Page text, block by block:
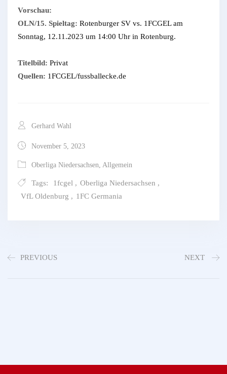
Vorschau:
OLN/15. Spieltag: Rotenburger SV vs. 1FCGEL am
Sonntag, 12.11.2023 um 14:00 Uhr in Rotenburg.
Titelbild: Privat
Quellen: 1FCGEL/fussballecke.de
Gerhard Wahl
November 5, 2023
Oberliga Niedersachsen Allgemein
Tags: 1fcgel , Oberliga Niedersachsen ,
VfL Oldenburg , 1FC Germania
PREVIOUS NEXT